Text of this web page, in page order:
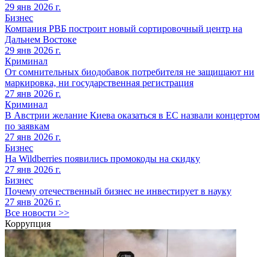
29 янв 2026 г.
Бизнес
Компания РВБ построит новый сортировочный центр на
Дальнем Востоке
29 янв 2026 г.
Криминал
От сомнительных биодобавок потребителя не защищают ни
маркировка, ни государственная регистрация
27 янв 2026 г.
Криминал
В Австрии желание Киева оказаться в ЕС назвали концертом
по заявкам
27 янв 2026 г.
Бизнес
На Wildberries появились промокоды на скидку
27 янв 2026 г.
Бизнес
Почему отечественный бизнес не инвестирует в науку
27 янв 2026 г.
Все новости >>
Коррупция